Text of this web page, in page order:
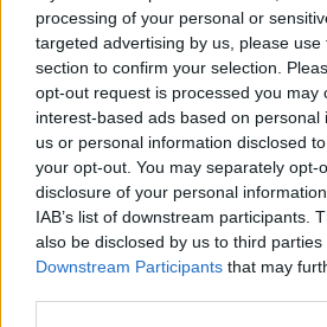
processing of your personal or
targeted advertising by us, please
section to confirm your selection.
opt-out request is processed you may
interest-based ads based on personal
us or personal information disclosed
your opt-out. You may separately opt-
disclosure of your personal
IAB’s list of downstream participants.
also be disclosed by us to third parties
Downstream Participants that may
ΔΕΙΤΕ ΕΠΙΣΗΣ
ΣΤΗΝ ΙΔΙΑ